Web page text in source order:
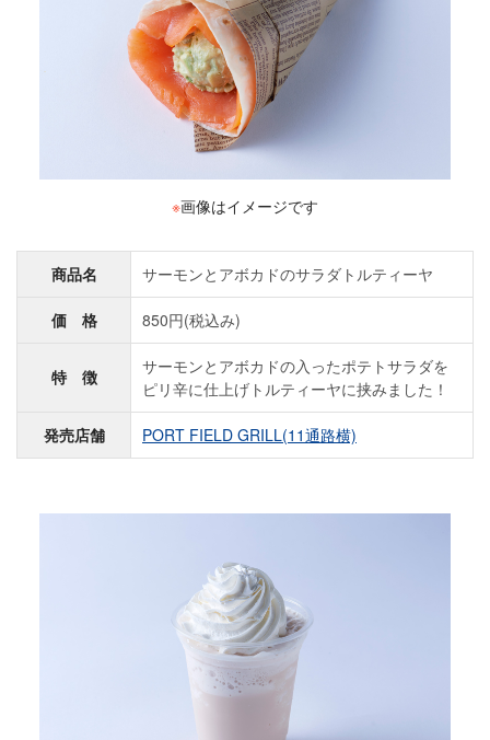
※画像はイメージです
商品名 サーモンとアボカドのサラダトルティーヤ
価 格 850円(税込み)
特 徴
サーモンとアボカドの入ったポテトサラダを
ピリ辛に仕上げトルティーヤに挟みました！
発売店舗 PORT FIELD GRILL(11通路横)